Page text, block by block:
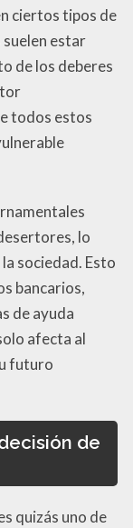
ciertos tipos de
estar
de los deberes
todos estos
lo
sociedad. Esto
bancarios,
de ayuda
afecta al
futuro
de
quizás uno de